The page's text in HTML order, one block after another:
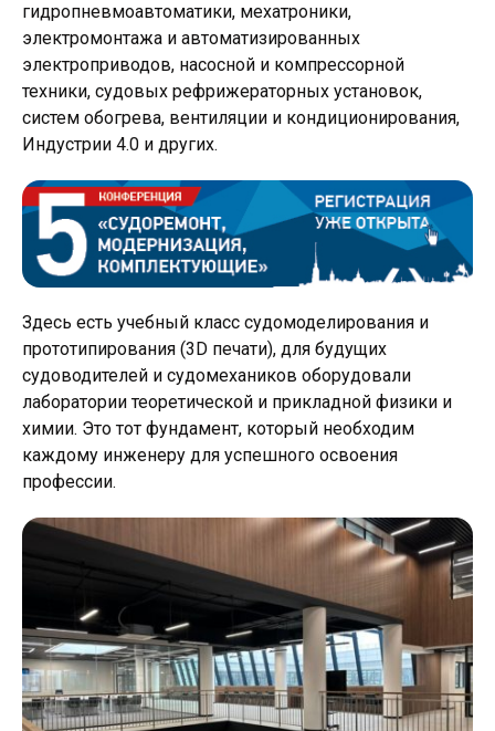
гидропневмоавтоматики, мехатроники,
электромонтажа и автоматизированных
электроприводов, насосной и компрессорной
техники, судовых рефрижераторных установок,
систем обогрева, вентиляции и кондиционирования,
Индустрии 4.0 и других.
Здесь есть учебный класс судомоделирования и
прототипирования (3D печати), для будущих
судоводителей и судомехаников оборудовали
лаборатории теоретической и прикладной физики и
химии. Это тот фундамент, который необходим
каждому инженеру для успешного освоения
профессии.